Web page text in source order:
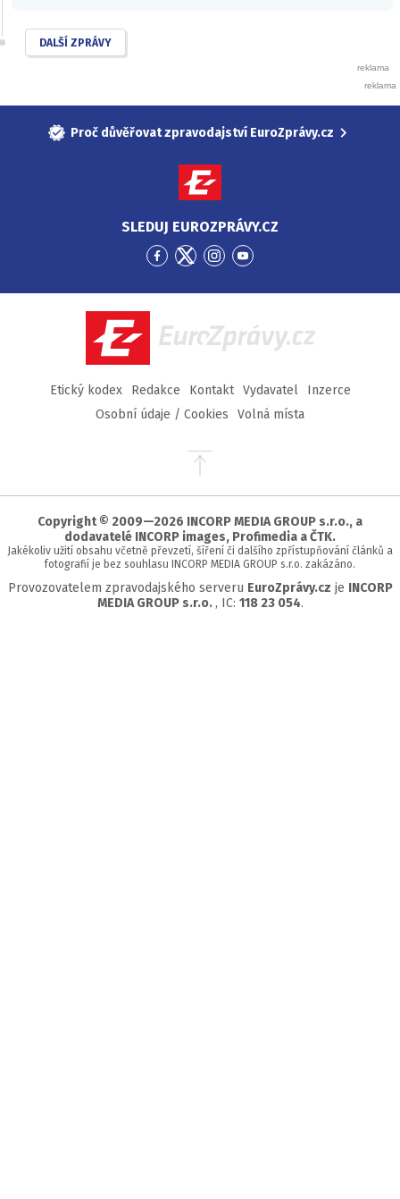
DALŠÍ ZPRÁVY
Proč důvěřovat zpravodajství EuroZprávy.cz
SLEDUJ EUROZPRÁVY.CZ
Přejít
Facebook
Přejít
Twitter
Přejít
Instagram
Přejít
YouTube
EuroZprávy.cz
Etický kodex Redakce Kontakt Vydavatel
Inzerce
Osobní údaje / Cookies
Volná místa
Přejít
stránky
Copyright © 2009—2026 INCORP MEDIA GROUP s.r.o., a
dodavatelé INCORP images, Profimedia a ČTK.
Jakékoliv užití obsahu včetně převzetí, šíření či dalšího zpřístupňování článků a
fotografií je bez souhlasu INCORP MEDIA GROUP s.r.o. zakázáno.
Provozovatelem zpravodajského serveru EuroZprávy.cz je INCORP
MEDIA GROUP s.r.o. , IC: 118 23 054.